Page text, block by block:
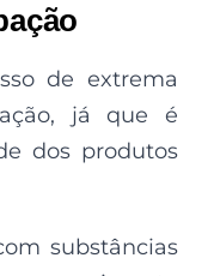
de extrema
já que é
dos produtos
substâncias